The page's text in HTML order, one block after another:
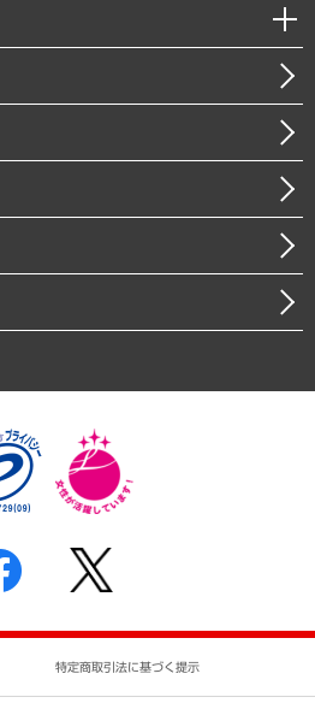
プライアンス）・防災（政策）
・スマートシティ
テム
の手続きについて
特定商取引法に基づく提示